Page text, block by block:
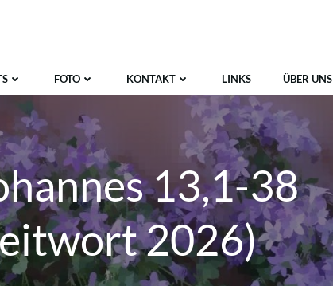
FOTO KONTAKT LINKS ÜBER UNS
13,1-38
2026)